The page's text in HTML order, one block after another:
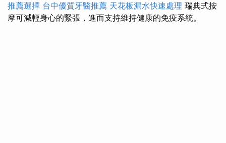
推薦選擇 台中優質牙醫推薦 天花板漏水快速處理 瑞典式按
摩可減輕身心的緊張，進而支持維持健康的免疫系統。